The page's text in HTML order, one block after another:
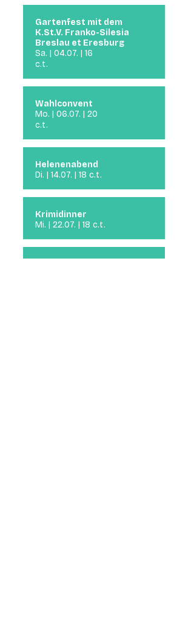
Gartenfest mit dem
K.St.V. Franko-Silesia
Breslau et Eresburg
Sa. | 04.07. | 16
c.t.
Wahlconvent
Mo. | 06.07. | 20
c.t.
Helenenabend
Di. | 14.07. | 18 c.t.
Krimidinner
Mi. | 22.07. | 18 c.t.